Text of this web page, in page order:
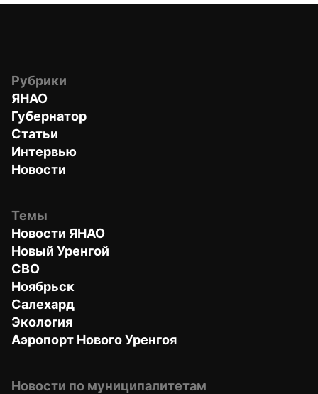
Рубрики
ЯНАО
Губернатор
Статьи
Интервью
Новости
Темы
Новости ЯНАО
Новый Уренгой
СВО
Ноябрьск
Салехард
Экология
Аэропорт Нового Уренгоя
Новости по муниципалитетам